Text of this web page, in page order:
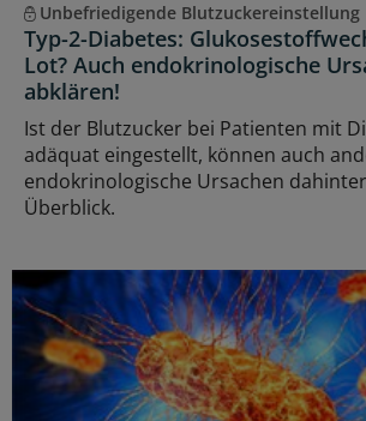
Unbefriedigende Blutzuckereinstellung
Typ-2-Diabetes:
Lot? Auch endokrinologische
abklären!
Ist der Blutzucker bei Patienten mit
adäquat eingestellt, können auch
endokrinologische Ursachen
Überblick.